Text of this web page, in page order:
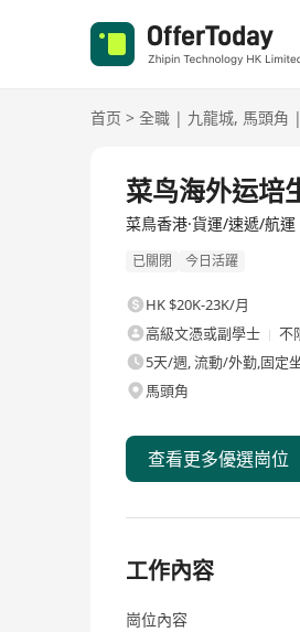
首页 > 全職 | 九龍城, 馬頭角 |
菜鸟海外运培
菜鳥香港·貨運/速遞/航運
已關閉 今日活躍
HK $20K-23K/月
高級文憑或副學士
不
5天/週, 流動/外勤,固定
馬頭角
查看更多優選崗位
工作內容
崗位內容